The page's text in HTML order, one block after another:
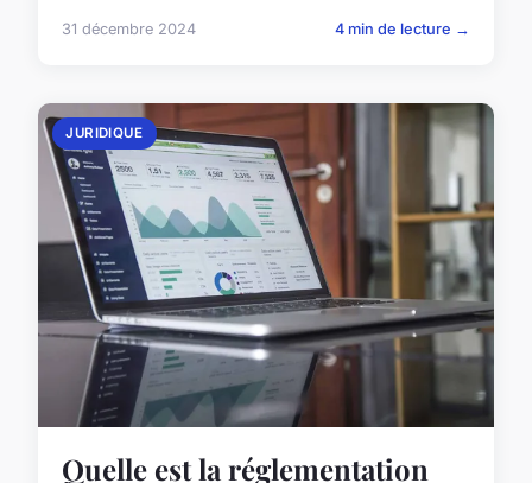
31 décembre 2024 4 min de lecture →
JURIDIQUE
Quelle est la réglementation